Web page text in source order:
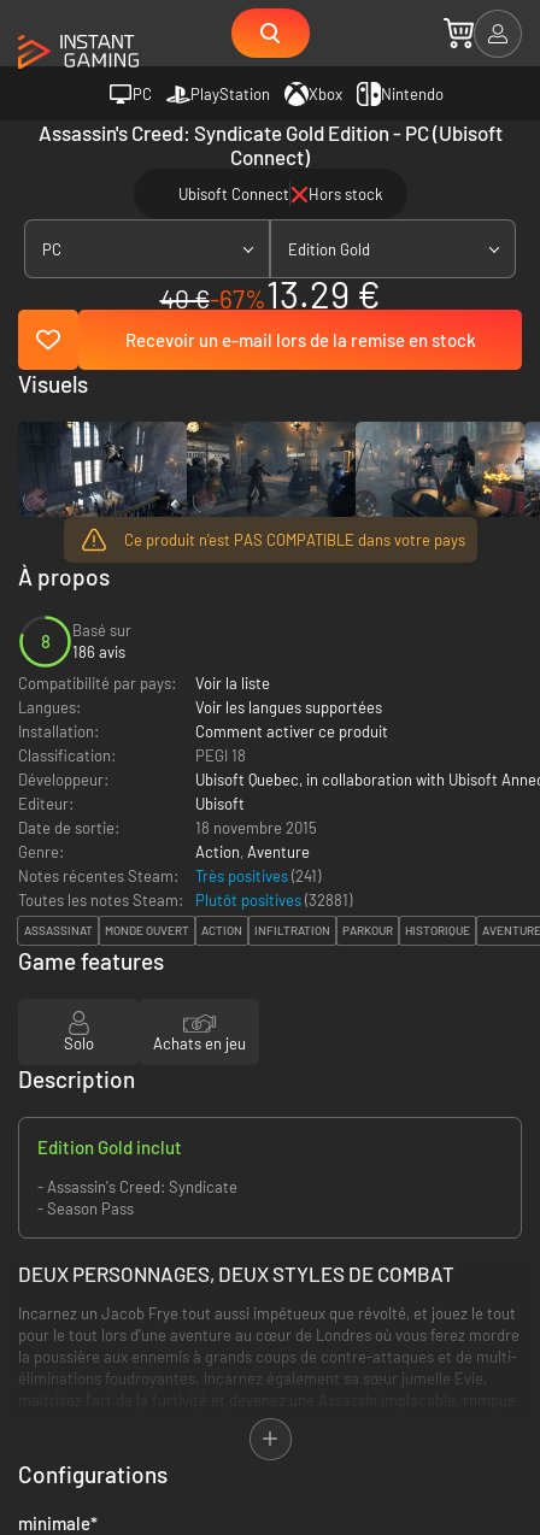
PC PlayStation Xbox Nintendo
Assassin's Creed: Syndicate Gold Edition - PC (Ubisoft
Connect)
Ubisoft Connect Hors stock
PC Edition Gold
40 €-67%13.29 €
Recevoir un e-mail lors de la remise en stock
Ce produit n'est PAS COMPATIBLE dans votre pays
À propos
8
Basé sur
186 avis
Compatibilité par pays:
Voir la liste
Langues:
Voir les langues supportées
Installation:
Comment activer ce produit
Classification:
PEGI 18
Développeur:
Ubisoft Quebec, in collaboration with Ubisoft
Editeur:
Ubisoft
Date de sortie:
18 novembre 2015
Genre:
Action, Aventure
Notes récentes Steam:
Très positives(241)
Toutes les notes Steam:
Plutôt positives(32881)
ASSASSINAT MONDE OUVERT ACTION INFILTRATION PARKOUR HISTORIQUE AVENTURE
Visuels
Game features
Solo Achats en jeu
Description
Edition Gold inclut
- Assassin's Creed: Syndicate
- Season Pass
DEUX PERSONNAGES, DEUX STYLES DE COMBAT
Incarnez un Jacob Frye tout aussi impétueux que révolté, et jouez le tout
pour le tout lors d'une aventure au cœur de Londres où vous ferez mordre
la poussière aux ennemis à grands coups de contre-attaques et de multi-
éliminations foudroyantes. Incarnez également sa sœur jumelle Evie,
aux attaques rapides et silencieuses.
Configurations
minimale*